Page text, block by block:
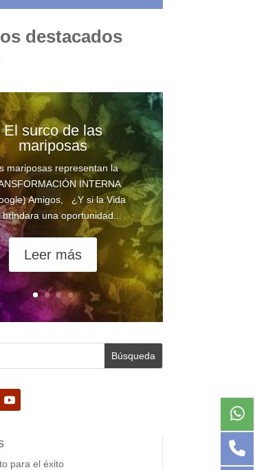
destacados
El surco de las
mariposas
mariposas representan la
INTERNA
Amigos, ¿Y si la Vida
brindara una oportunidad...
Leer más
para el éxito